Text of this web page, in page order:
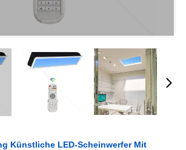
Künstliche LED-Scheinwerfer Mit